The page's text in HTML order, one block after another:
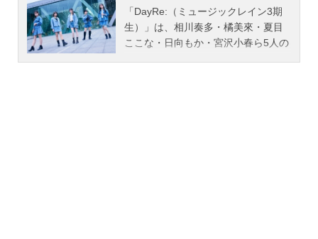
2017年に開催された「第3回ミュー
ジックレインスーパー声優オーディ
ション」で合格した、相川奏多さ
「DayRe:（ミュージックレイン3期
生）」は、相川奏多・橘美來・夏目
ここな・日向もか・宮沢小春ら5人の